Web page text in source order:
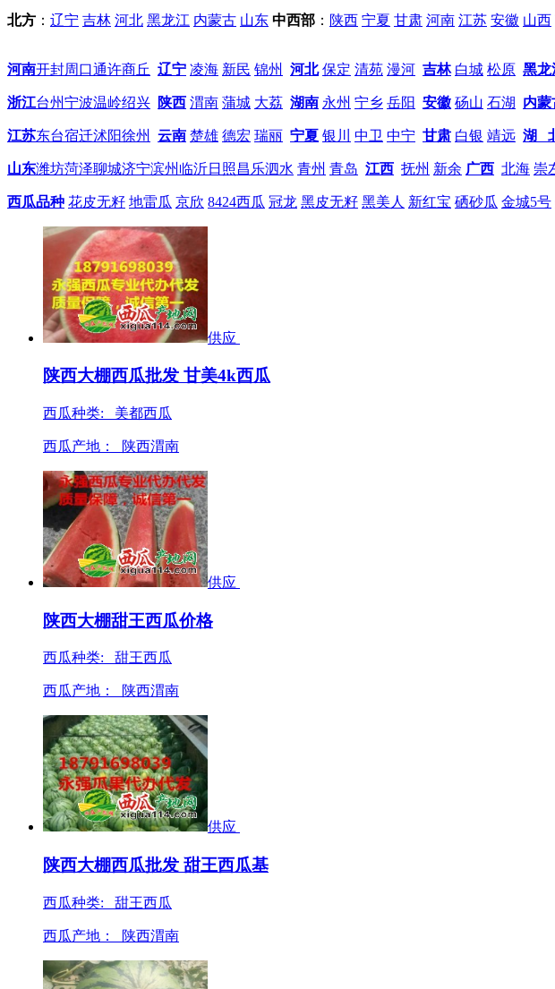
北方 ： 辽宁 吉林 河北 黑龙江 内蒙古 山东 中西部 ： 陕西 宁夏 甘肃 河南 江苏 安徽 山西
河南开封周口通许商丘 辽宁 凌海 新民 锦州 河北 保定 清苑 漫河 吉林 白城 松原 黑龙
浙江台州宁波温岭绍兴 陕西 渭南 蒲城 大荔 湖南 永州 宁乡 岳阳 安徽 砀山 石湖 内蒙
江苏东台宿迁沭阳徐州 云南 楚雄 德宏 瑞丽 宁夏 银川 中卫 中宁 甘肃 白银 靖远 湖
山东潍坊菏泽聊城济宁滨州 临沂日照昌乐泗水 青州 青岛 江西 抚州 新余 广西 北海 崇
西瓜品种 花皮无籽 地雷瓜 京欣 8424西瓜 冠龙 黑皮无籽 黑美人 新红宝 硒砂瓜 金城5号
供应
陕西大棚西瓜批发 甘美4k西瓜
西瓜种类: 美都西瓜
西瓜产地： 陕西渭南
供应
陕西大棚甜王西瓜价格
西瓜种类: 甜王西瓜
西瓜产地： 陕西渭南
供应
陕西大棚西瓜批发 甜王西瓜基
西瓜种类: 甜王西瓜
西瓜产地： 陕西渭南